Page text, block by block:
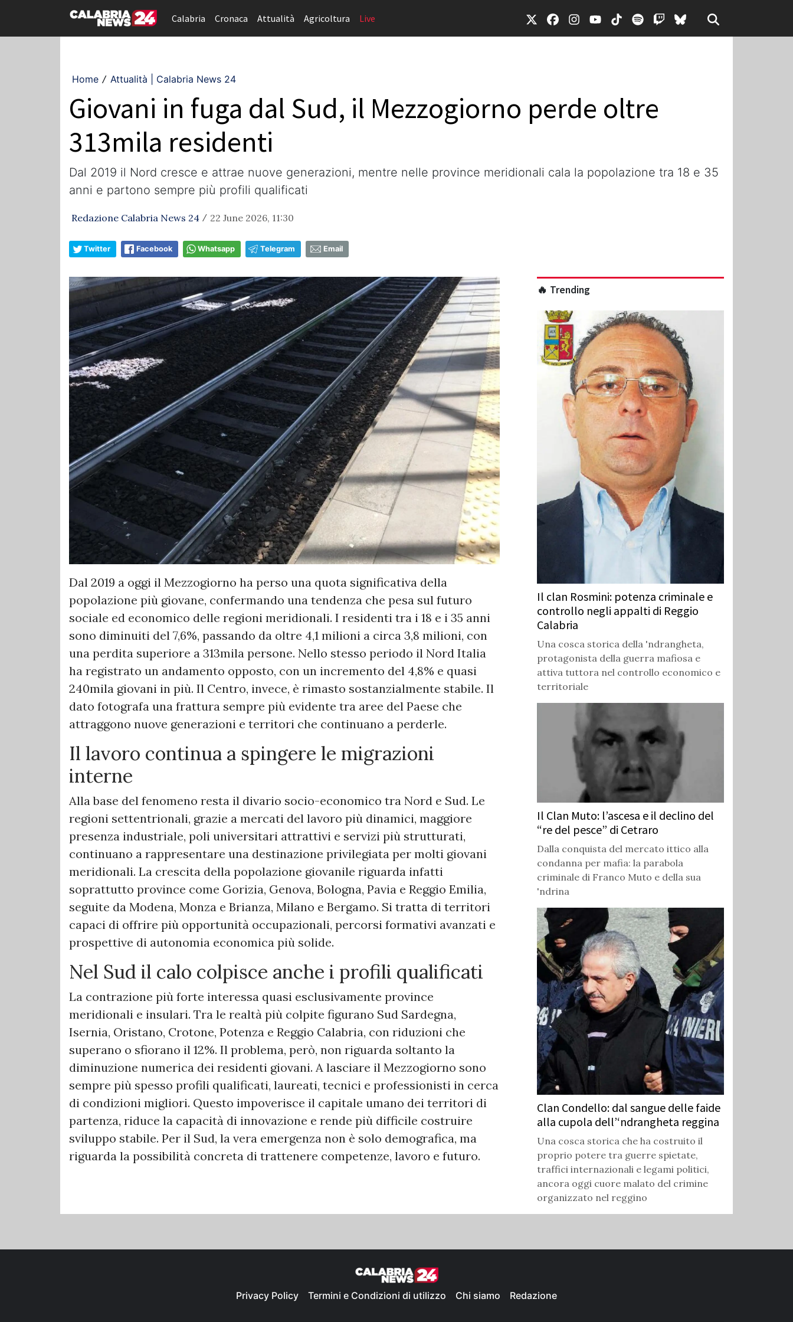
Calabria Cronaca Attualità Agricoltura Live
Home / Attualità | Calabria News 24
Giovani in fuga dal Sud, il Mezzogiorno perde oltre
313mila residenti
Dal 2019 il Nord cresce e attrae nuove generazioni, mentre nelle province meridionali cala la popolazione tra 18 e 35
anni e partono sempre più profili qualificati
Redazione Calabria News 24 / 22 June 2026, 11:30
Twitter Facebook Whatsapp Telegram Email
Dal 2019 a oggi il Mezzogiorno ha perso una quota significativa della
popolazione più giovane, confermando una tendenza che pesa sul futuro
sociale ed economico delle regioni meridionali. I residenti tra i 18 e i 35 anni
sono diminuiti del 7,6%, passando da oltre 4,1 milioni a circa 3,8 milioni, con
una perdita superiore a 313mila persone. Nello stesso periodo il Nord Italia
ha registrato un andamento opposto, con un incremento del 4,8% e quasi
240mila giovani in più. Il Centro, invece, è rimasto sostanzialmente stabile. Il
dato fotografa una frattura sempre più evidente tra aree del Paese che
attraggono nuove generazioni e territori che continuano a perderle.
Il lavoro continua a spingere le migrazioni
interne
Alla base del fenomeno resta il divario socio-economico tra Nord e Sud. Le
regioni settentrionali, grazie a mercati del lavoro più dinamici, maggiore
presenza industriale, poli universitari attrattivi e servizi più strutturati,
continuano a rappresentare una destinazione privilegiata per molti giovani
meridionali. La crescita della popolazione giovanile riguarda infatti
soprattutto province come Gorizia, Genova, Bologna, Pavia e Reggio Emilia,
seguite da Modena, Monza e Brianza, Milano e Bergamo. Si tratta di territori
capaci di offrire più opportunità occupazionali, percorsi formativi avanzati e
prospettive di autonomia economica più solide.
Nel Sud il calo colpisce anche i profili qualificati
La contrazione più forte interessa quasi esclusivamente province
meridionali e insulari. Tra le realtà più colpite figurano Sud Sardegna,
Isernia, Oristano, Crotone, Potenza e Reggio Calabria, con riduzioni che
superano o sfiorano il 12%. Il problema, però, non riguarda soltanto la
diminuzione numerica dei residenti giovani. A lasciare il Mezzogiorno sono
sempre più spesso profili qualificati, laureati, tecnici e professionisti in cerca
di condizioni migliori. Questo impoverisce il capitale umano dei territori di
partenza, riduce la capacità di innovazione e rende più difficile costruire
sviluppo stabile. Per il Sud, la vera emergenza non è solo demografica, ma
riguarda la possibilità concreta di trattenere competenze, lavoro e futuro.
🔥 Trending
Il clan Rosmini: potenza criminale e
controllo negli appalti di Reggio
Calabria
Una cosca storica della 'ndrangheta,
protagonista della guerra mafiosa e
attiva tuttora nel controllo economico e
territoriale
Il Clan Muto: l’ascesa e il declino del
“re del pesce” di Cetraro
Dalla conquista del mercato ittico alla
condanna per mafia: la parabola
criminale di Franco Muto e della sua
'ndrina
Clan Condello: dal sangue delle faide
alla cupola dell’‘ndrangheta reggina
Una cosca storica che ha costruito il
proprio potere tra guerre spietate,
traffici internazionali e legami politici,
ancora oggi cuore malato del crimine
organizzato nel reggino
Privacy Policy Termini e Condizioni di utilizzo Chi siamo Redazione